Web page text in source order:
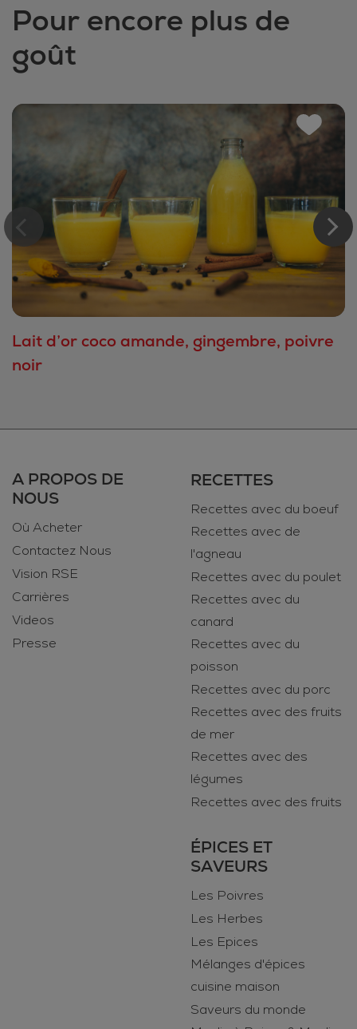
Pour encore plus de
goût
Lait d’or coco amande, gingembre, poivre
noir
A PROPOS DE
NOUS
Où Acheter
Contactez Nous
Vision RSE
Carrières
Videos
Presse
RECETTES
Recettes avec du boeuf
Recettes avec de
l'agneau
Recettes avec du poulet
Recettes avec du
canard
Recettes avec du
poisson
Recettes avec du porc
Recettes avec des fruits
de mer
Recettes avec des
légumes
Recettes avec des fruits
ÉPICES ET
SAVEURS
Les Poivres
Les Herbes
Les Epices
Mélanges d'épices
cuisine maison
Saveurs du monde